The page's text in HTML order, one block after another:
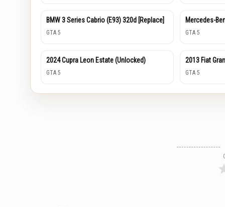
BMW 3 Series Cabrio (E93) 320d [Replace]
GTA 5
Mercedes-
GTA 5
2024 Cupra Leon Estate (Unlocked)
GTA 5
2013 Fiat
GTA 5